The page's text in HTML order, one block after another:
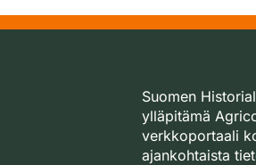
Suomen
ylläpitämä
verkkoportaali
ajankohtaista